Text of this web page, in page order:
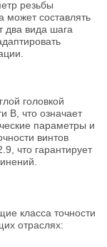
резьбы
может составлять
два вида шага
головкой
В, что означает
параметры и
винтов
что гарантирует
класса точности
отраслях: